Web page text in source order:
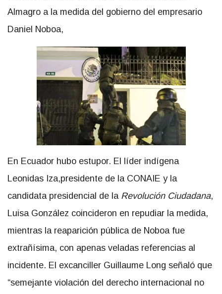
Almagro a la medida del gobierno del empresario
Daniel Noboa,
En Ecuador hubo estupor. El líder indígena
Leonidas Iza,presidente de la CONAIE y la
candidata presidencial de la Revolución Ciudadana,
Luisa González coincideron en repudiar la medida,
mientras la reaparición pública de Noboa fue
extrañísima, con apenas veladas referencias al
incidente. El excanciller Guillaume Long señaló que
“semejante violación del derecho internacional no